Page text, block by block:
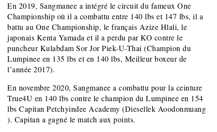
En 2019, Sangmanee a intégré le circuit du fameux One
Championship où il a combattu entre 140 lbs et 147 lbs, il a
battu au One Championship, le français Azize Hlali, le
japonais Kenta Yamada et il a perdu par KO contre le
puncheur Kulabdam Sor Jor Piek-U-Thai (Champion du
Lumpinee en 135 lbs et en 140 lbs, Meilleur boxeur de
l’année 2017).
En novembre 2020, Sangmanee a combattu pour la ceinture
True4U en 140 lbs contre le champion du Lumpinee en 154
lbs Capitan Petchyindee Academy (Diesellek Aoodonmuang
). Capitan a gagné le match aux points.